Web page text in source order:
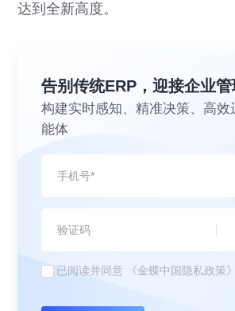
达到全新高度。
告别传统ERP，迎接企业
构建实时感知、精准决策、高效
能体
已阅读并同意 《金蝶中国隐私政策》